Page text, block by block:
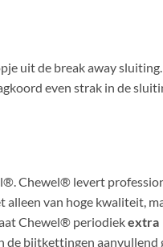
uit de break away
even strak in de
Chewel® levert
van hoge kwaliteit,
Chewel® periodiekextra
de bijtkettingen aanvullend